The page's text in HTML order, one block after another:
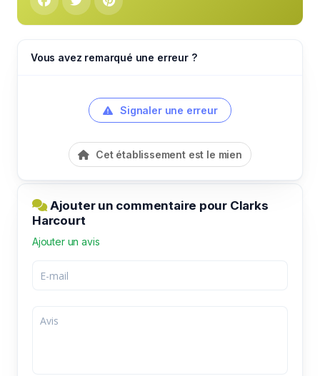
Vous avez remarqué une erreur ?
Signaler une erreur
Cet établissement est le mien
Ajouter un commentaire pour Clarks
Harcourt
Ajouter un avis